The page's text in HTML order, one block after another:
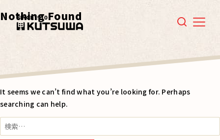
Menu
Nothing Found
It seems we can’t find what you’re looking for. Perhaps
searching can help.
検
索: